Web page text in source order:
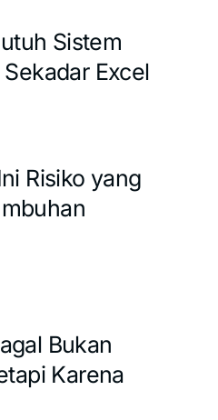
Sistem
Excel
Risiko yang
Bukan
Karena